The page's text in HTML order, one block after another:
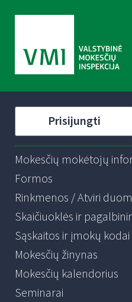
Prisijungti
Mokesčių mokėtojų
Formos
Rinkmenos / Atviri
Skaičiuoklės ir
Sąskaitos ir įmokų kodai
Mokesčių žinynas
Mokesčių kalendorius
Seminarai